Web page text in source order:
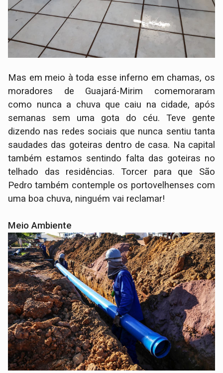
Mas em meio à toda esse inferno em chamas, os
moradores de Guajará-Mirim comemoraram
como nunca a chuva que caiu na cidade, após
semanas sem uma gota do céu. Teve gente
dizendo nas redes sociais que nunca sentiu tanta
saudades das goteiras dentro de casa. Na capital
também estamos sentindo falta das goteiras no
telhado das residências. Torcer para que São
Pedro também contemple os portovelhenses com
uma boa chuva, ninguém vai reclamar!
Meio Ambiente